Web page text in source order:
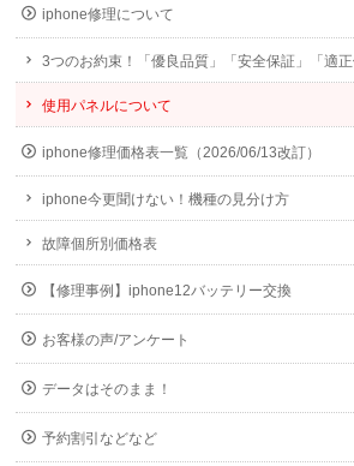
iphone修理について
3つのお約束！「優良品質」「安全保証」「適正
使用パネルについて
iphone修理価格表一覧（2026/06/13改訂）
iphone今更聞けない！機種の見分け方
故障個所別価格表
【修理事例】iphone12バッテリー交換
お客様の声/アンケート
データはそのまま！
予約割引などなど